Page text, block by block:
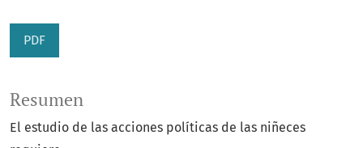
PDF
Resumen
El estudio de las acciones políticas de las niñeces